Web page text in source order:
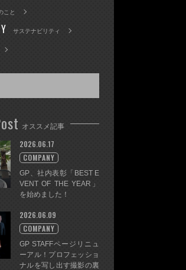
こと
サステナビリティ
オススメ記事
GP、社内表彰「BEST E
VENT OF THE YEAR」
を始めました！
2026.06.17
COMPANY
GP STAFFページリニュ
ーアル！プロフェッショ
ナルを写し出す撮影の裏
2026.06.09
COMPANY